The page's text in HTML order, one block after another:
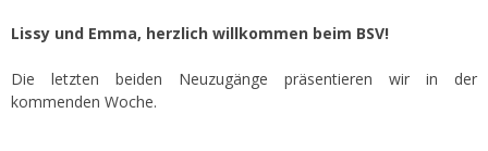
Lissy und Emma, herzlich willkommen beim BSV!
Die letzten beiden Neuzugänge präsentieren wir in der
kommenden Woche.